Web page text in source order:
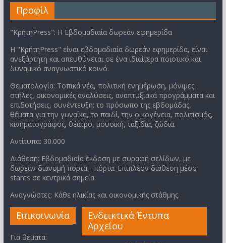
Προφίλ
"ΚρήτηPress": Η Εβδομαδιαία δωρεάν εφημερίδα
Η "ΚρήτηPress" είναι εβδομαδιαία δωρεάν εφημερίδα, είναι
ανεξάρτητη και απευθύνεται σε ένα ιδιαίτερα ποιοτικό και
δυναμικό αναγνωστικό κοινό.
Θεματολογία: Τοπικά νέα, πολιτική ενημέρωση, μόνιμες
στήλες, οικονομικές αναλύσεις, αναπτυξιακά προγράμματα και
επιδοτήσεις, συνέντευξη: το πρόσωπο της εβδομάδας,
θέματα για την γυναίκα, το παιδί, την οικογένεια, πολιτισμός,
κινηματογράφος, θέατρο, μουσική, ταξίδια, ζώδια.
Αντίτυπα: 30.000
Διάθεση: Εβδομαδιαία έκδοση με συραφή σελίδων, με
δωρεάν διανομή πόρτα - πόρτα. Επιπλέον διάθεση μέσο
stants σε κεντρικά σημεία.
Αναγνώστες: Κάθε ηλικίας και οικονομικής στάθμης.
Επικοινωνία
Για θέματα:
Ενδεικτικά Έντυπα
Αρχείου